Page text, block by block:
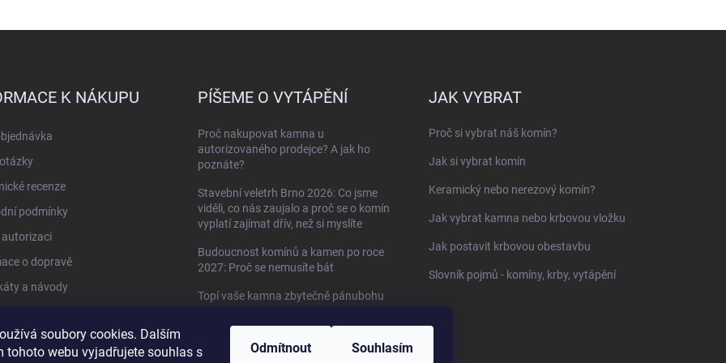
soubory cookies. Dalším
tohoto webu vyjadřujete souhlas s
Odmítnout Souhlasím
K NÁKUPU
recenze
podmínky
autorizaci
o dopravě
a návody
PÍŠEME O VYTÁPĚNÍ
Proč nakupovat kamna u
autorizovaného prodejce? A jak ho
poznáte?
Stavební veletrh Brno 2026: Co jsme
viděli, co nás zaujalo a proč se o komín
vyplatí zajímat dřív, než si myslíte
Budoucnost komínů a kamen po roce
2027: Proč se nemusíte bát
Topí vaše kamna zbytečně pánubohu
HETA Scan-Line 920B s troubou
JAK VYBRAT
Proč si vybrat náš komín?
Jak si vybrat komín
Keramický nebo nerezový komín?
Jak vybrat kamna nebo krbovou vložku
Jak postavit krbovou obestavbu
Slovník pojmů - komíny, krby, vytápění